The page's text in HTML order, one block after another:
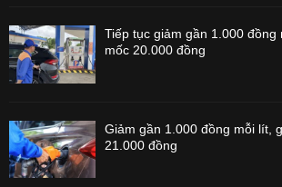
Tiếp tục giảm gần 1.000
mốc 20.000 đồng
Giảm gần 1.000 đồng mỗi lít,
21.000 đồng